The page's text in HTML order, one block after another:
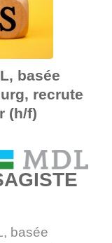
basée
recrute
(h/f)
basée